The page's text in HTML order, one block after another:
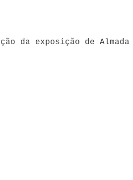
da exposição de